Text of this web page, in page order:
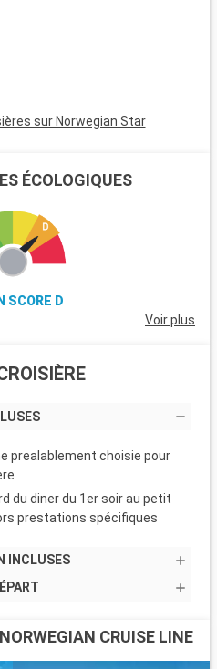
sur Norwegian Star
ÉCOLOGIQUES
SCORE D
Voir plus
prealablement choisie pour
du diner du 1er soir au petit
prestations spécifiques
INCLUSES
CRUISE LINE